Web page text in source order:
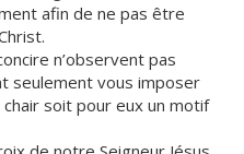
afin de ne pas être
n’observent pas
seulement vous imposer
soit pour eux un motif